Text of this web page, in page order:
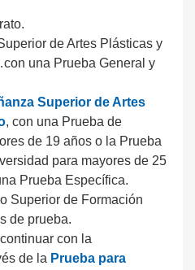
de Artes Plásticas y
una Prueba General y
Superior de Artes
, con una Prueba de
de 19 años o la Prueba
para mayores de 25
Prueba Específica.
Superior de Formación
de prueba.
con la
de la Prueba para